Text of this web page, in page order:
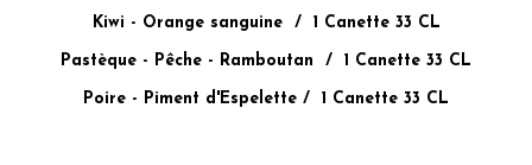
Kiwi - Orange sanguine / 1 Canette 33 CL
Pastèque - Pêche - Ramboutan / 1 Canette 33 CL
Poire - Piment d'Espelette / 1 Canette 33 CL